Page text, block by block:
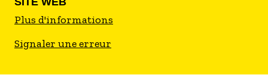
Plus d'informations
Signaler une erreur